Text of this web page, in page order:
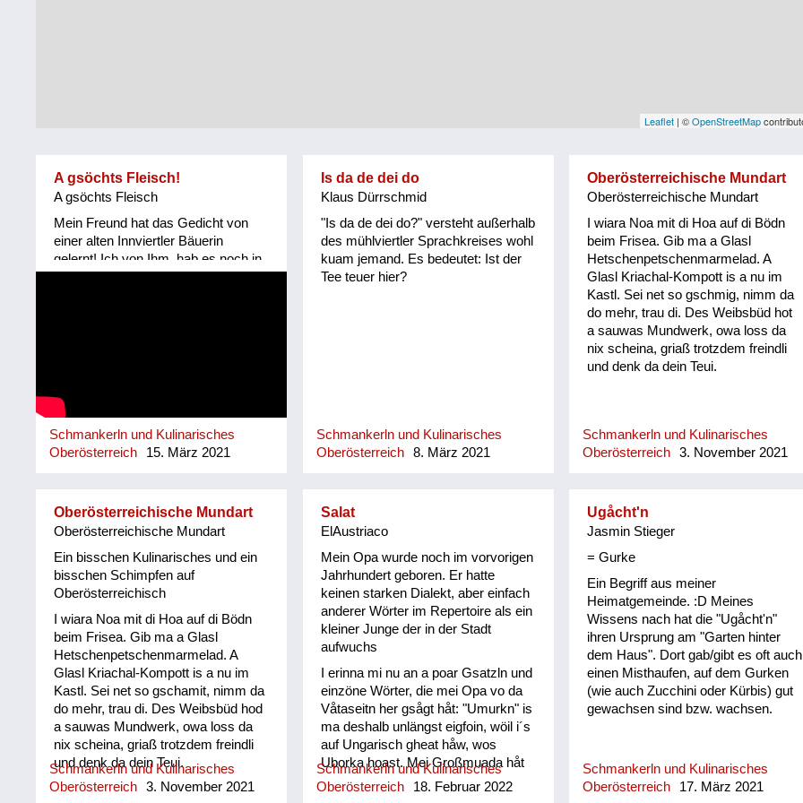
Leaflet | ©OpenStreetMap
A gsöchts Fleisch!
A gsöchts Fleisch
Mein Freund hat das Gedicht von
einer alten Innviertler Bäuerin
gelernt! Ich von Ihm, hab es noch in
Schmankerln und Kulinarisches
Oberösterreich
15. März 2021
Is da de dei do
Klaus Dürrschmid
"Is da de dei do?" versteht außerhalb
des mühlviertler Sprachkreises wohl
kuam jemand. Es bedeutet: Ist der
Tee teuer hier?
Schmankerln und Kulinarisches
Oberösterreich
8. März 2021
Oberösterreichische Mundart
Oberösterreichische Mundart
I wiara Noa mit di Hoa auf di Bödn
beim Frisea. Gib ma a Glasl
Hetschenpetschenmarmelad. A
Glasl Kriachal-Kompott is a nu im
Kastl. Sei net so gschmig, nimm da
do mehr, trau di. Des Weibsbüd hot
a sauwas Mundwerk, owa loss da
nix scheina, griaß trotzdem freindli
und denk da dein Teui.
Schmankerln und Kulinarisches
Oberösterreich
3. November 2021
Oberösterreichische Mundart
Oberösterreichische Mundart
Ein bisschen Kulinarisches und ein
bisschen Schimpfen auf
Oberösterreichisch
I wiara Noa mit di Hoa auf di Bödn
beim Frisea. Gib ma a Glasl
Hetschenpetschenmarmelad. A
Glasl Kriachal-Kompott is a nu im
Kastl. Sei net so gschamit, nimm da
do mehr, trau di. Des Weibsbüd hod
a sauwas Mundwerk, owa loss da
nix scheina, griaß trotzdem freindli
und denk da dein Teui.
Schmankerln und Kulinarisches
Oberösterreich
3. November 2021
Salat
ElAustriaco
Mein Opa wurde noch im vorvorigen
Jahrhundert geboren. Er hatte
keinen starken Dialekt, aber einfach
anderer Wörter im Repertoire als ein
kleiner Junge der in der Stadt
aufwuchs
I erinna mi nu an a poar Gsatzln und
einzöne Wörter, die mei Opa vo da
Våtaseitn her gsågt håt: "Umurkn" is
ma deshalb unlängst eigfoin, wöil i´s
auf Ungarisch gheat håw, wos
Uborka hoast. Mei Großmuada håt
jewåis im Spätherbst den Andivi
Schmankerln und Kulinarisches
Oberösterreich
18. Februar 2022
Ugåcht'n
Jasmin Stieger
= Gurke
Ein Begriff aus meiner
Heimatgemeinde. :D Meines
Wissens nach hat die "Ugåcht'n"
ihren Ursprung am "Garten hinter
dem Haus". Dort gab/gibt es oft auch
einen Misthaufen, auf dem Gurken
(wie auch Zucchini oder Kürbis) gut
gewachsen sind bzw. wachsen.
Schmankerln und Kulinarisches
Oberösterreich
17. März 2021